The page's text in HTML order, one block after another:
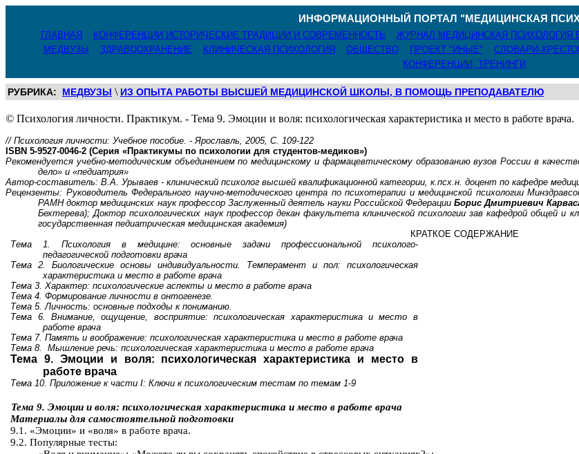
ИНФОРМАЦИОННЫЙ ПОРТАЛ "МЕДИЦИНСКАЯ
ГЛАВНАЯ КОНФЕРЕНЦИИ ИСТОРИЧЕСКИЕ ТРАДИЦИИ И СОВРЕМЕННОСТЬ ЖУРНАЛ МЕДИЦИНСКАЯ ПСИХОЛОГИЯ
МЕДВУЗЫ
ЗДРАВООХРАНЕНИЕ КЛИНИЧЕСКАЯ ПСИХОЛОГИЯ ОБЩЕСТВО ПРОЕКТ "ИНЫЕ" СЛОВАРИ-
КОНФЕРЕНЦИИ, ТРЕНИНГИ
РУБРИКА: МЕДВУЗЫ \ ИЗ ОПЫТА РАБОТЫ ВЫСШЕЙ МЕДИЦИНСКОЙ ШКОЛЫ, В ПОМОЩЬ ПРЕПОДАВАТЕЛЮ
© Психология личности. Практикум. - Тема 9. Эмоции и воля: психологическая характеристика и место в работе врача.
// Психология личности: Учебное пособие. - Ярославль, 2005, С. 109-122
ISBN 5-9527-0046-2 (Серия «Практикумы по психологии для студентов-медиков»)
Рекомендуется учебно-методическим объединением по медицинскому и фармацевтическому образованию вузов России в
дело» и «педиатрия»
Автор-составитель: В.А. Урываев - клинический психолог высшей квалификационной категории, к.псх.н. доцент по кафедре
Рецензенты: Руководитель Федерального научно-методического центра по психотерапии и медицинской психологии
РАМН доктор медицинских наук профессорЗаслуженный деятель науки Российской ФедерацииБорис Дмитриевич
Бехтерева); Доктор психологических наук профессор декан факультета клинической психологии зав кафедрой общей и
государственная педиатрическая медицинская академия)
КРАТКОЕ СОДЕРЖАНИЕ
Тема 1. Психология в медицине: основные задачи профессиональной психолого-
педагогической подготовки врача
Тема 2. Биологические основы индивидуальности. Темперамент и пол: психологическая
характеристика и место в работе врача
Тема 3. Характер: психологические аспекты и место в работе врача
Тема 4. Формирование личности в онтогенезе.
Тема 5. Личность: основные подходы к пониманию.
Тема 6. Внимание, ощущение, восприятие: психологическая характеристика и место в
работе врача
Тема 7. Память и воображение: психологическая характеристика и место в работе врача
Тема 8.
Мышление речь: психологическая характеристика и место в работе врача
Тема 9. Эмоции и воля: психологическая характеристика и место в
работе врача
Тема 10. Приложение к частиI: Ключи к психологическим тестам по темам 1-9
Тема 9. Эмоции и воля: психологическая характеристика и место в работе врача
Материалы для самостоятельной подготовки
9.1. «Эмоции» и «воля» в работе врача.
9.2. Популярные тесты: